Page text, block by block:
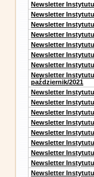
Newsletter
Newsletter
Newsletter
Newsletter
Newsletter
Newsletter
Newsletter
Newsletter
październik/2021
Newsletter
Newsletter
Newsletter
Newsletter
Newsletter
Newsletter
Newsletter
Newsletter
Newsletter